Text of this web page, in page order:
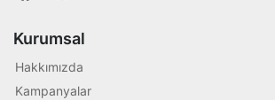
Kurumsal
Hakkımızda
Kampanyalar